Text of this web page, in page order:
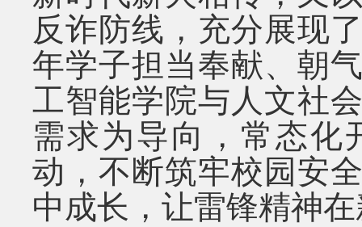
反诈防线，充分展现
年学子担当奉献、朝
工智能学院与人文社
需求为导向，常态化
动，不断筑牢校园安
中成长，让雷锋精神